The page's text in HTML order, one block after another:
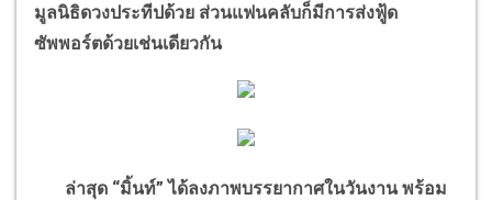
มูลนิธิดวงประทีปด้วย ส่วนแฟนคลับก็มีการส่งฟู้ด
ซัพพอร์ตด้วยเช่นเดียวกัน
ล่าสุด “มิ้นท์” ได้ลงภาพบรรยากาศในวันงาน พร้อม